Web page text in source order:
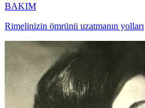
BAKIM
Rimelinizin ömrünü uzatmanın yolları